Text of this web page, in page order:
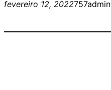
fevereiro 12, 2022757admin